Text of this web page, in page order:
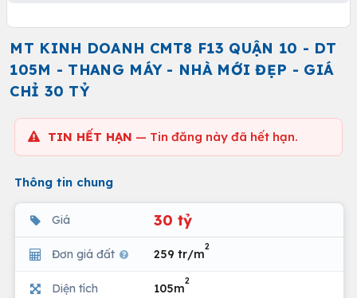
MT KINH DOANH CMT8 F13 QUẬN 10 - DT
105M - THANG MÁY - NHÀ MỚI ĐẸP - GIÁ
CHỈ 30 TỶ
TIN HẾT HẠN — Tin đăng này đã hết hạn.
Thông tin chung
Giá 30 tỷ
Đơn giá đất 259 tr/m
2
Diện tích 105m
2